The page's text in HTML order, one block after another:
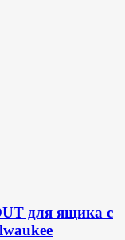
для ящика с